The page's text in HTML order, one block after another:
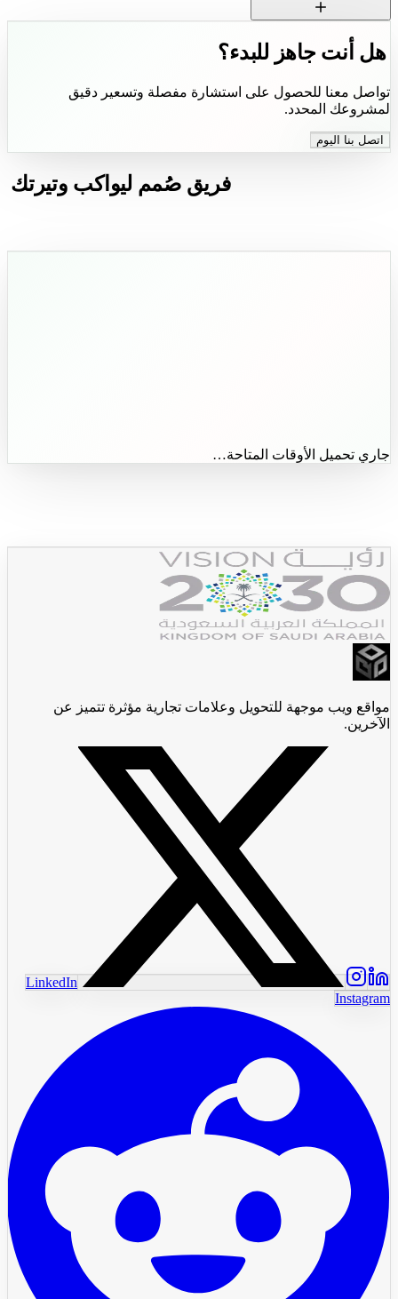
هل أنت جاهز للبدء؟
تواصل معنا للحصول على استشارة مفصلة وتسعير دقيق
لمشروعك المحدد.
اتصل بنا اليوم
فريق صُمم ليواكب وتيرتك
جاري تحميل الأوقات المتاحة…
مواقع ويب موجهة للتحويل وعلامات تجارية مؤثرة تتميز عن
الآخرين.
LinkedIn
Instagram